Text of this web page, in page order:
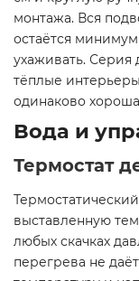
монтажа. Вся
остаётся
ухаживать. Серия
тёплые
одинаково
Вода и
Термостат
выставленную
любых скачках
перегрева не